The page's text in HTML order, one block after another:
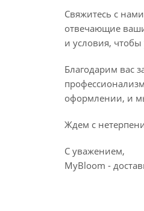
Свяжитесь с
отвечающие
и условия,
Благодарим вас
оформлении, и
Ждем с
С уважением,
MyBloom -